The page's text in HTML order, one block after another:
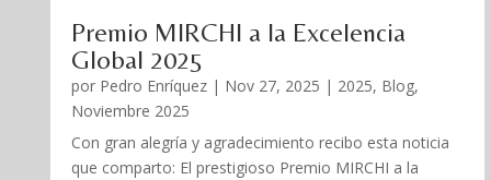
Premio MIRCHI a la Excelencia
Global 2025
por Pedro Enríquez| Nov 27, 2025 | 2025, Blog,
Noviembre 2025
Con gran alegría y agradecimiento recibo esta noticia
que comparto: El prestigioso Premio MIRCHI a la